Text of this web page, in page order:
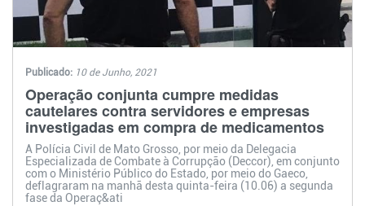
Publicado: 10 de Junho, 2021
Operação conjunta cumpre medidas
cautelares contra servidores e empresas
investigadas em compra de medicamentos
A Polícia Civil de Mato Grosso, por meio da Delegacia
Especializada de Combate à Corrupção (Deccor), em conjunto
com o Ministério Público do Estado, por meio do Gaeco,
deflagraram na manhã desta quinta-feira (10.06) a segunda
fase da Operaç&ati